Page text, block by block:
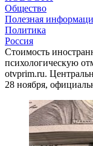
Общество
Полезная
Политика
Россия
Стоимость
психологическую
otvprim.ru.
28 ноября,